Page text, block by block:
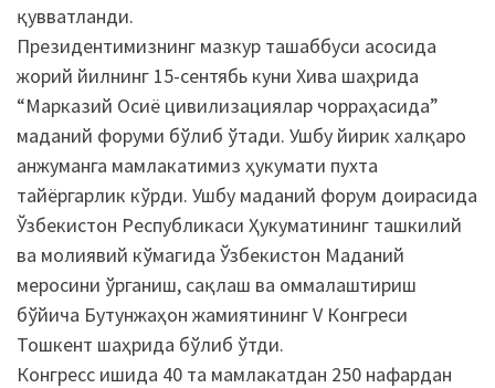
қувватланди.
Президентимизнинг мазкур ташаббуси асосида
жорий йилнинг 15-сентябь куни Хива шаҳрида
“Марказий Осиё цивилизациялар чорраҳасида”
маданий форуми бўлиб ўтади. Ушбу йирик халқаро
анжуманга мамлакатимиз ҳукумати пухта
тайёргарлик кўрди. Ушбу маданий форум доирасида
Ўзбекистон Республикаси Ҳукуматининг ташкилий
ва молиявий кўмагида Ўзбекистон Маданий
меросини ўрганиш, сақлаш ва оммалаштириш
бўйича Бутунжаҳон жамиятининг V Конгреси
Тошкент шаҳрида бўлиб ўтди.
Конгресс ишида 40 та мамлакатдан 250 нафардан